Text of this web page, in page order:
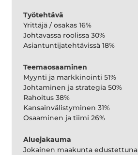
Työtehtävä
Yrittäjä / osakas 16%
Johtavassa roolissa 30%
Asiantuntijatehtävissä 18%
Teemaosaaminen
Myynti ja markkinointi 51%
Johtaminen ja strategia 50%
Rahoitus 38%
Kansainvälistyminen 31%
Osaaminen ja tiimi 26%
Aluejakauma
Jokainen maakunta edustettuna